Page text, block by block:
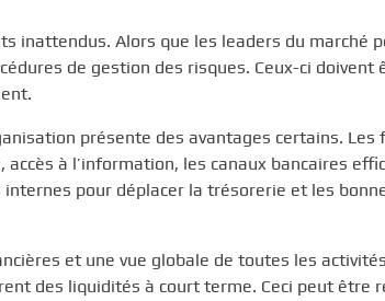
inattendus. Alors que les leaders du marché
de gestion des risques. Ceux-ci doivent
présente des avantages certains. Les
à l’information, les canaux bancaires
pour déplacer la trésorerie et les
et une vue globale de toutes les
des liquidités à court terme. Ceci peut être